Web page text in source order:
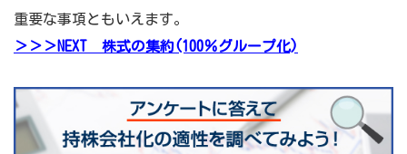
重要な事項ともいえます。
＞＞＞NEXT 株式の集約(100％グループ化)